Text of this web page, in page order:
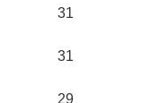
31
31
29